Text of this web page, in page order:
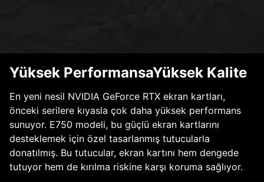
Yüksek PerformansaYüksek Kalite
En yeni nesil NVIDIA GeForce RTX ekran kartları,
önceki serilere kıyasla çok daha yüksek performans
sunuyor. E750 modeli, bu güçlü ekran kartlarını
desteklemek için özel tasarlanmış tutucularla
donatılmış. Bu tutucular, ekran kartını hem dengede
tutuyor hem de kırılma riskine karşı koruma sağlıyor.